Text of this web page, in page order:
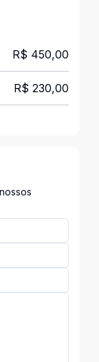
R$ 450,00
R$ 230,00